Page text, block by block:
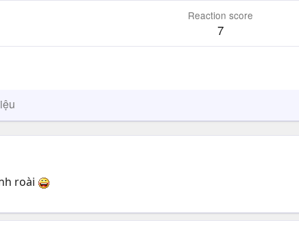
Reaction score
7
roài